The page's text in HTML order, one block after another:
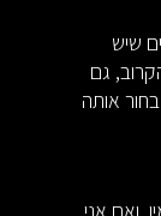
שיש
גם
אותה